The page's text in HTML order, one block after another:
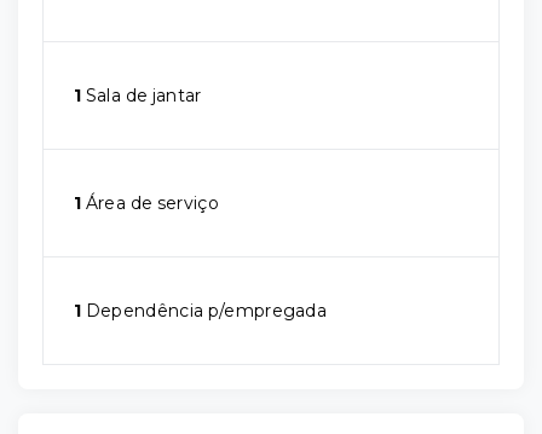
1 Sala de jantar
1 Área de serviço
1 Dependência p/empregada